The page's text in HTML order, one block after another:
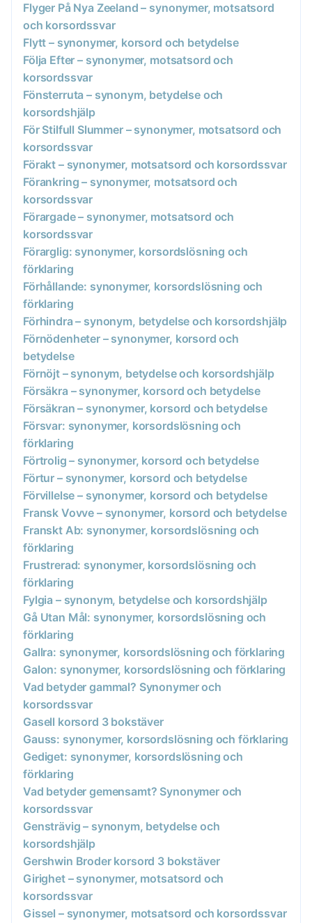
Flyger På Nya Zeeland – synonymer, motsatsord
och korsordssvar
Flytt – synonymer, korsord och betydelse
Följa Efter – synonymer, motsatsord och
korsordssvar
Fönsterruta – synonym, betydelse och
korsordshjälp
För Stilfull Slummer – synonymer, motsatsord och
korsordssvar
Förakt – synonymer, motsatsord och korsordssvar
Förankring – synonymer, motsatsord och
korsordssvar
Förargade – synonymer, motsatsord och
korsordssvar
Förarglig: synonymer, korsordslösning och
förklaring
Förhållande: synonymer, korsordslösning och
förklaring
Förhindra – synonym, betydelse och korsordshjälp
Förnödenheter – synonymer, korsord och
betydelse
Förnöjt – synonym, betydelse och korsordshjälp
Försäkra – synonymer, korsord och betydelse
Försäkran – synonymer, korsord och betydelse
Försvar: synonymer, korsordslösning och
förklaring
Förtrolig – synonymer, korsord och betydelse
Förtur – synonymer, korsord och betydelse
Förvillelse – synonymer, korsord och betydelse
Fransk Vovve – synonymer, korsord och betydelse
Franskt Ab: synonymer, korsordslösning och
förklaring
Frustrerad: synonymer, korsordslösning och
förklaring
Fylgia – synonym, betydelse och korsordshjälp
Gå Utan Mål: synonymer, korsordslösning och
förklaring
Gallra: synonymer, korsordslösning och förklaring
Galon: synonymer, korsordslösning och förklaring
Vad betyder gammal? Synonymer och
korsordssvar
Gasell korsord 3 bokstäver
Gauss: synonymer, korsordslösning och förklaring
Gediget: synonymer, korsordslösning och
förklaring
Vad betyder gemensamt? Synonymer och
korsordssvar
Gensträvig – synonym, betydelse och
korsordshjälp
Gershwin Broder korsord 3 bokstäver
Girighet – synonymer, motsatsord och
korsordssvar
Gissel – synonymer, motsatsord och korsordssvar